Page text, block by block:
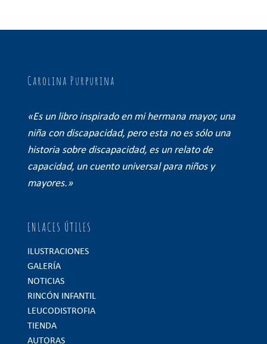
Carolina Purpurina
«Es un libro inspirado en mi hermana mayor, una
niña con discapacidad, pero esta no es sólo una
historia sobre discapacidad, es un relato de
capacidad, un cuento universal para niños y
mayores.»
ENLACES ÚTILES
ILUSTRACIONES
GALERÍA
NOTICIAS
RINCÓN INFANTIL
LEUCODISTROFIA
TIENDA
AUTORAS